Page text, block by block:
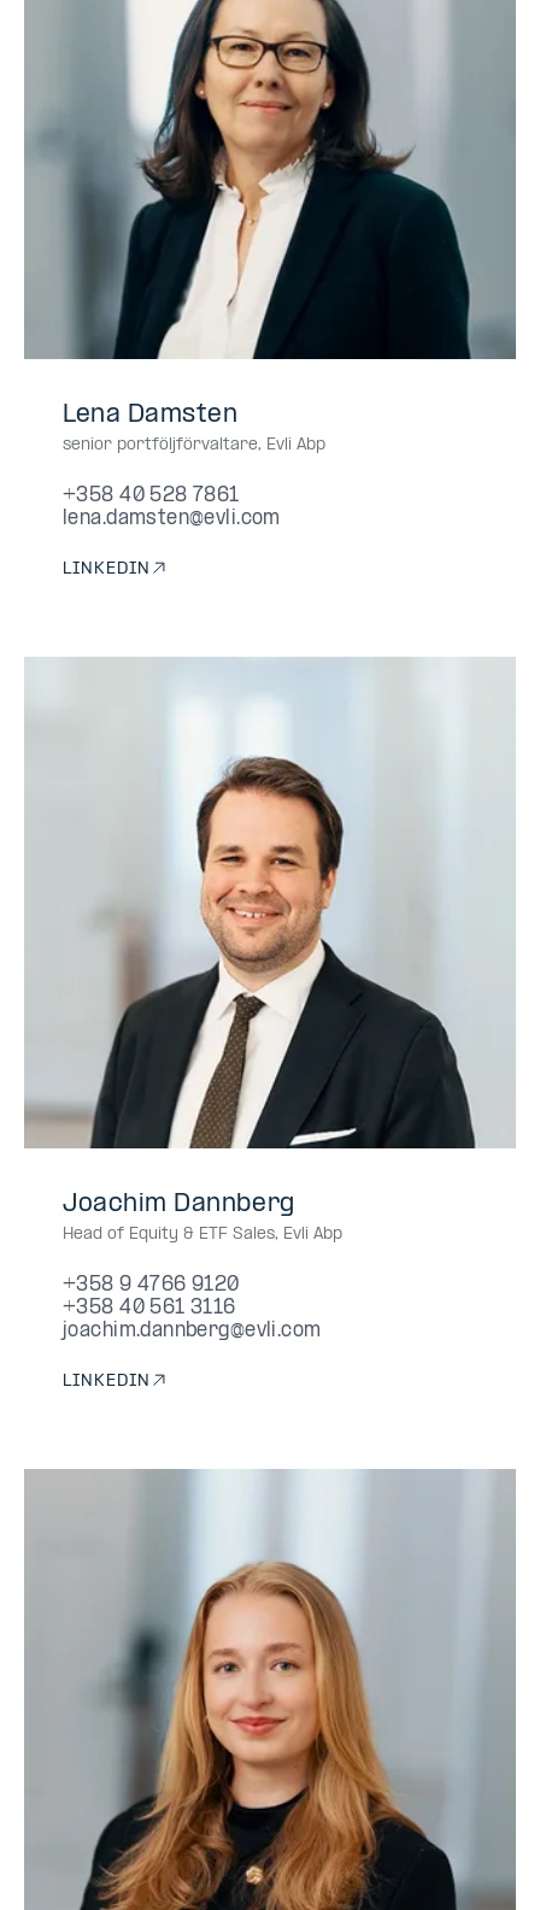
Lena Damsten
senior portföljförvaltare, Evli Abp
+358 40 528 7861
+358
40
7861
+358405287861
040
528
0405287861
040-
5287861
lena.damsten@evli.com
LINKEDIN
Joachim Dannberg
Head of Equity & ETF Sales, Evli Abp
+358 9 4766 9120
+358
9
9120
+358947669120
09
4766
0947669120
094-
7669120
+358 40 561 3116
+358
40
3116
+358405613116
040
561
0405613116
040-
5613116
joachim.dannberg@evli.com
LINKEDIN